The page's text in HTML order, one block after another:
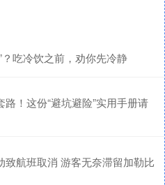
？吃冷饮之前，劝你先冷静
！这份“避坑避险”实用手册请
致航班取消 游客无奈滞留加勒比